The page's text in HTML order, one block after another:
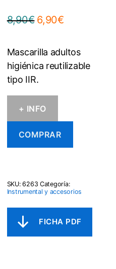
8,90€ El
original
6,90€El
es:
Mascarilla adultos
higiénica reutilizable
tipo IIR.
+ INFO
COMPRAR
SKU:6263 Categoría:
Instrumental y accesorios